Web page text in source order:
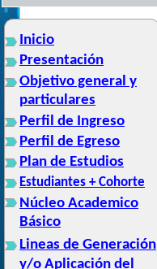
Inicio
Presentación
Objetivo general y
particulares
Perfil de Ingreso
Perfil de Egreso
Plan de Estudios
Estudiantes + Cohorte
Núcleo Academico
Básico
Lineas de Generación
y/o Aplicación del